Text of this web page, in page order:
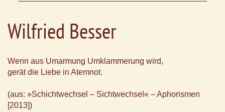
Wilfried Besser
Wenn aus Umarmung Umklammerung wird,
gerät die Liebe in Atemnot.
(aus: »Schichtwechsel – Sichtwechsel« – Aphorismen
[2013])